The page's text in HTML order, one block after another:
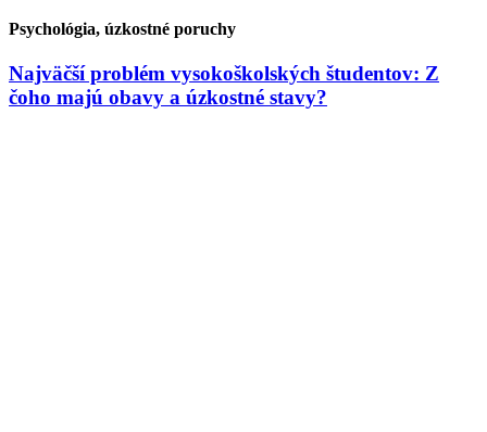
Psychológia, úzkostné poruchy
Najväčší problém vysokoškolských študentov: Z
čoho majú obavy a úzkostné stavy?